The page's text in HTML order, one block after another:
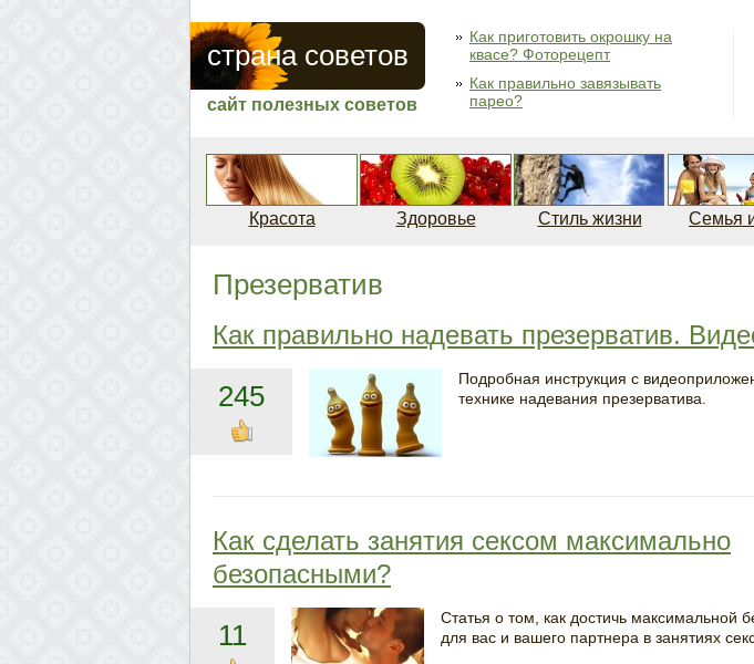
страна советов
сайт полезных советов
Как приготовить окрошку на
квасе? Фоторецепт
Как правильно завязывать
парео?
Красота Здоровье Стиль жизни Семья
Презерватив
Как правильно надевать презерватив.
245
Подробная инструкция с
технике надевания презерватива.
Как сделать занятия сексом максимально
безопасными?
11
Статья о том, как достичь максимальной
для вас и вашего партнера в занятиях